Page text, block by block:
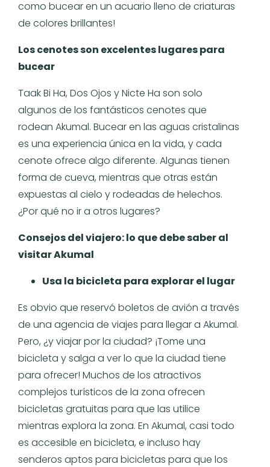
como bucear en un acuario lleno de criaturas
de colores brillantes!
Los cenotes son excelentes lugares para
bucear
Taak Bi Ha, Dos Ojos y Nicte Ha son solo
algunos de los fantásticos cenotes que
rodean Akumal. Bucear en las aguas cristalinas
es una experiencia única en la vida, y cada
cenote ofrece algo diferente. Algunas tienen
forma de cueva, mientras que otras están
expuestas al cielo y rodeadas de helechos.
¿Por qué no ir a otros lugares?
Consejos del viajero: lo que debe saber al
visitar Akumal
Usa la bicicleta para explorar el lugar
Es obvio que reservó boletos de avión a través
de una agencia de viajes para llegar a Akumal.
Pero, ¿y viajar por la ciudad? ¡Tome una
bicicleta y salga a ver lo que la ciudad tiene
para ofrecer! Muchos de los atractivos
complejos turísticos de la zona ofrecen
bicicletas gratuitas para que las utilice
mientras explora la zona. En Akumal, casi todo
es accesible en bicicleta, e incluso hay
senderos aptos para bicicletas para que los